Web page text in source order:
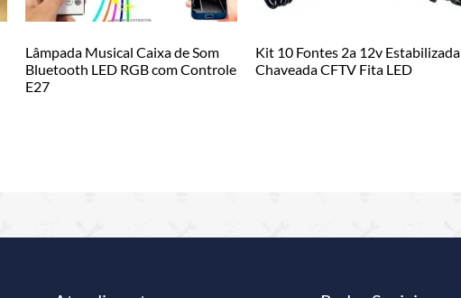
Lâmpada Musical Caixa de Som
Bluetooth LED RGB com Controle
E27
Kit 10 Fontes 2a 12v Estabilizada
Chaveada CFTV Fita LED